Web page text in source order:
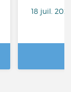
18 juil.